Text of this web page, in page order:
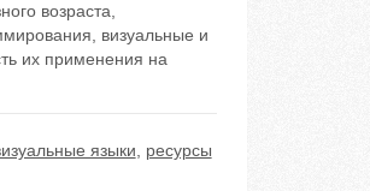
возраста,
визуальные и
их применения на
языки
ресурсы